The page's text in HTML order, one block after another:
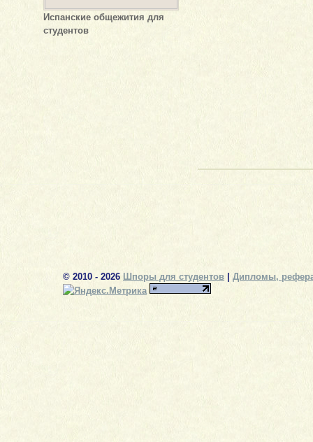
Испанские общежития для
студентов
© 2010 - 2026 Шпоры для студентов Дипломы,